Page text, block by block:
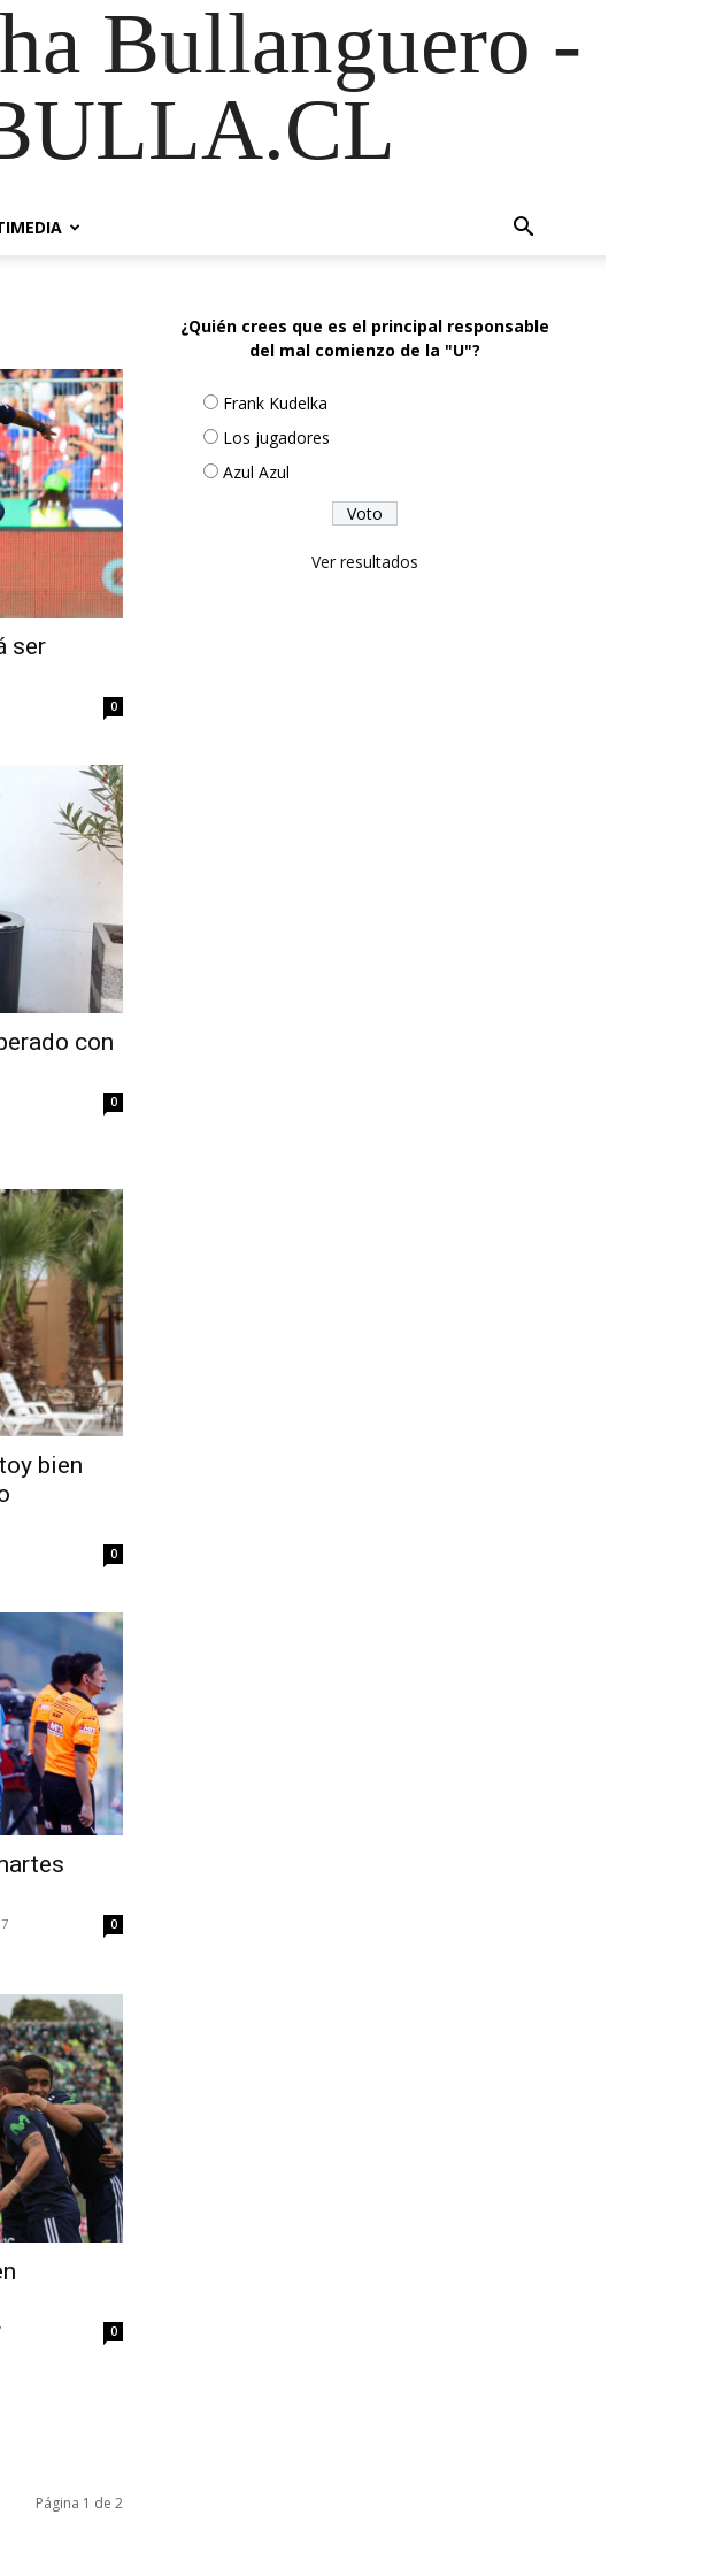
Bullanguero -
ser
0
con
0
bien
0
0
0
Página 1 de 2
¿Quién crees que es el principal responsable
del mal comienzo de la "U"?
Frank Kudelka
Los jugadores
Azul Azul
Ver resultados